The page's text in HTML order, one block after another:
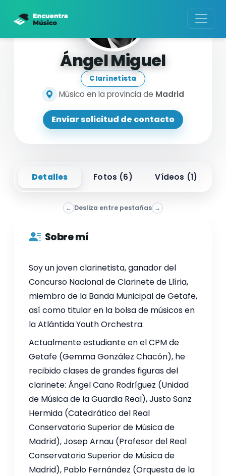
Ángel Miguel
Clarinetista
Músico en la provincia de Madrid
Enviar solicitud de contacto
Detalles Fotos (6) Vídeos (1)
← Desliza entre pestañas →
Sobre mí
Soy un joven clarinetista, ganador del
Concurso Nacional de Clarinete de Llíria,
miembro de la Banda Municipal de Getafe,
así como titular en la bolsa de músicos en
la Atlántida Youth Orchestra.
Actualmente estudiante en el CPM de
Getafe (Gemma González Chacón), he
recibido clases de grandes figuras del
clarinete: Ángel Cano Rodríguez (Unidad
de Música de la Guardia Real), Justo Sanz
Hermida (Catedrático del Real
Conservatorio Superior de Música de
Madrid), Josep Arnau (Profesor del Real
Conservatorio Superior de Música de
Madrid), Pablo Fernández (Orquesta de la